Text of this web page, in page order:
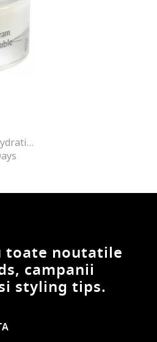
Crema de fata Intense Hydrating 50ml
toate noutatile
campanii
styling tips.